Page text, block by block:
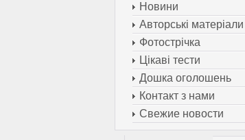
Новини
Авторські матеріали
Фотострічка
Цікаві тести
Дошка оголошень
Контакт з нами
Свежие новости